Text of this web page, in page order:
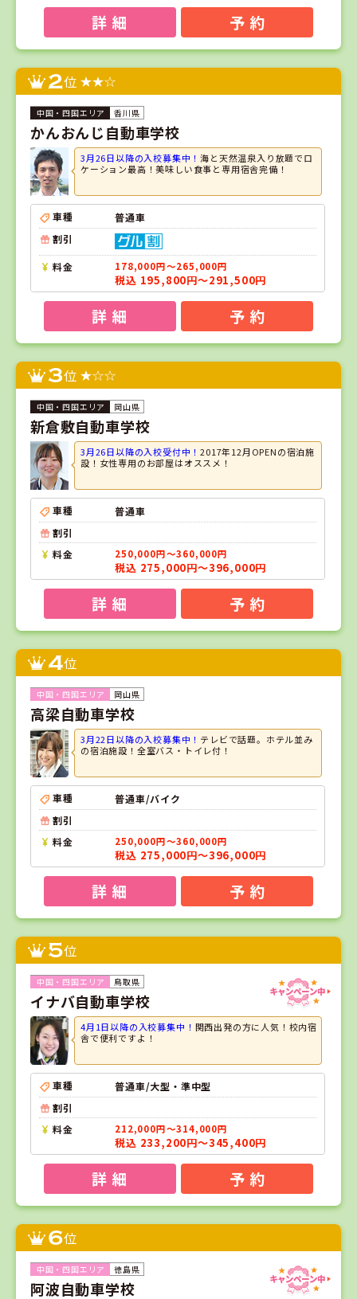
詳 細 予 約
2位
香川県
かんおんじ自動車学校
3月26日以降の入校募集中！海と天然温泉入り放題でロ
ケーション最高！美味しい食事と専用宿舎完備！
車種
普通車
割引
料金 178,000円～265,000円
税込 195,800円～291,500円
詳 細 予 約
3位
岡山県
新倉敷自動車学校
3月26日以降の入校受付中！2017年12月OPENの宿泊施
設！女性専用のお部屋はオススメ！
車種
普通車
割引
料金
250,000円～360,000円
税込 275,000円～396,000円
詳 細 予 約
4位
岡山県
高梁自動車学校
3月22日以降の入校募集中！ テレビで話題。ホテル並み
の宿泊施設！全室バス・トイレ付！
車種
普通車/バイク
割引
料金
250,000円～360,000円
税込 275,000円～396,000円
詳 細 予 約
5位
鳥取県
イナバ自動車学校
4月1日以降の入校募集中！ 関西出発の方に人気！校内宿
舎で便利ですよ！
車種
普通車/大型・準中型
割引
料金
212,000円～314,000円
税込 233,200円～345,400円
詳 細 予 約
6位
徳島県
阿波自動車学校